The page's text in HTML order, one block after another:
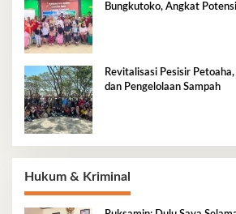
Bungkutoko, Angkat
Revitalisasi Pesisir
dan Pengelolaan Sampah
Hukum & Kriminal